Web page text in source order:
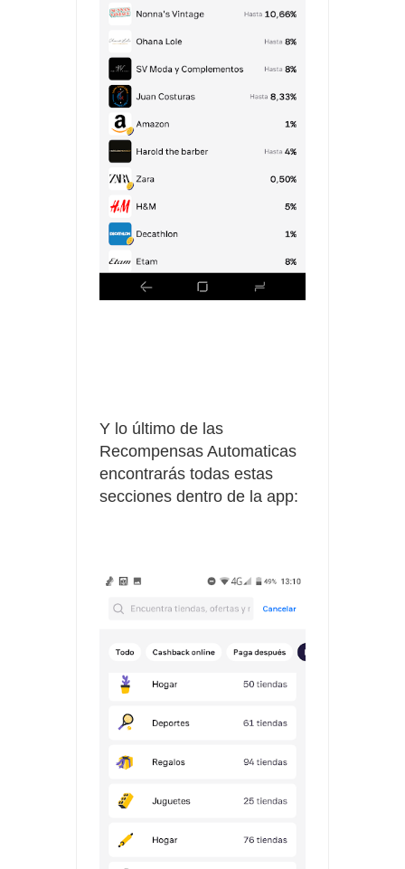
Y lo último de las
Recompensas Automaticas
encontrarás todas estas
secciones dentro de la app: